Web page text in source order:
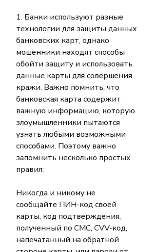
1. Банки используют разные
технологии для защиты данных
банковских карт, однако
мошенники находят способы
обойти защиту и использовать
данные карты для совершения
кражи. Важно помнить, что
банковская карта содержит
важную информацию, которую
злоумышленники пытаются
узнать любыми возможными
способами. Поэтому важно
запомнить несколько простых
правил:
Никогда и никому не
сообщайте ПИН-код своей
карты, код подтверждения,
полученный по СМС, CVV-код,
напечатанный на обратной